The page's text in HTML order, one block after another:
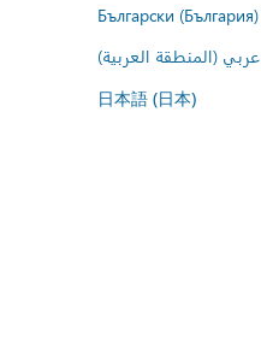
Български (България)
عربي (المنطقة العربية)
日本語 (日本)